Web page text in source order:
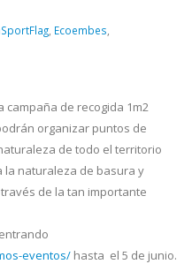
Ecoembes
campaña de recogida 1m2
organizar puntos de
de todo el territorio
la naturaleza de basura y
de la tan importante
eventos/ hasta el 5 de junio.